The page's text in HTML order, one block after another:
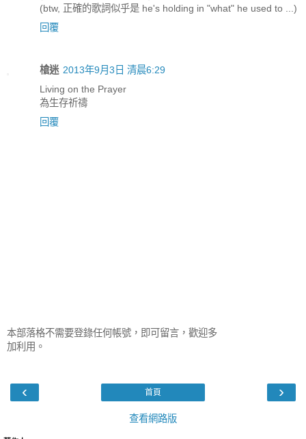
(btw, 正確的歌詞似乎是 he's holding in "what" he used to ...)
回覆
槍迷 2013年9月3日 清晨6:29
Living on the Prayer
為生存祈禱
回覆
本部落格不需要登錄任何帳號，即可留言，歡迎多
加利用。
‹ ›
首頁
查看網路版